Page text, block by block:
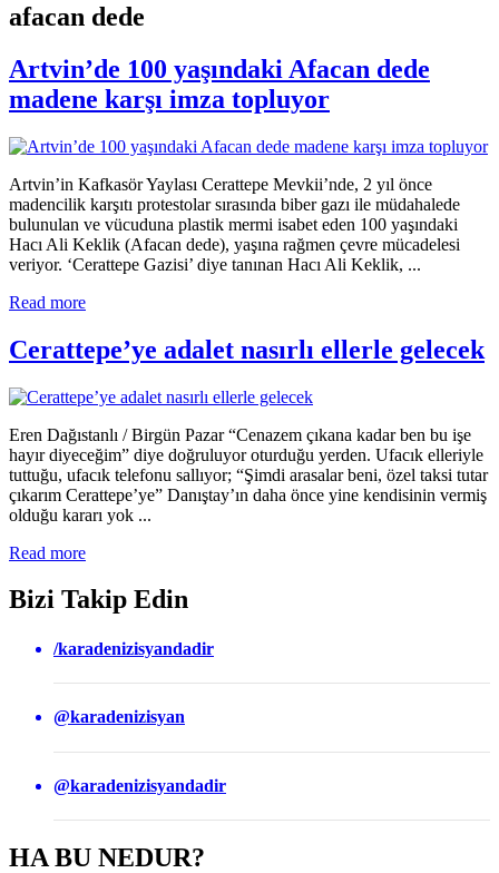
afacan dede
Artvin’de 100 yaşındaki Afacan dede
madene karşı imza topluyor
Artvin’in Kafkasör Yaylası Cerattepe Mevkii’nde, 2 yıl önce
madencilik karşıtı protestolar sırasında biber gazı ile müdahalede
bulunulan ve vücuduna plastik mermi isabet eden 100 yaşındaki
Hacı Ali Keklik (Afacan dede), yaşına rağmen çevre mücadelesi
veriyor. ‘Cerattepe Gazisi’ diye tanınan Hacı Ali Keklik, ...
Read more
Cerattepe’ye adalet nasırlı ellerle gelecek
Eren Dağıstanlı / Birgün Pazar “Cenazem çıkana kadar ben bu işe
hayır diyeceğim” diye doğruluyor oturduğu yerden. Ufacık elleriyle
tuttuğu, ufacık telefonu sallıyor; “Şimdi arasalar beni, özel taksi tutar
çıkarım Cerattepe’ye” Danıştay’ın daha önce yine kendisinin vermiş
olduğu kararı yok ...
Read more
Bizi Takip Edin
/karadenizisyandadir
@karadenizisyan
@karadenizisyandadir
HA BU NEDUR?